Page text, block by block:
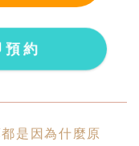
約
是因為什麼原